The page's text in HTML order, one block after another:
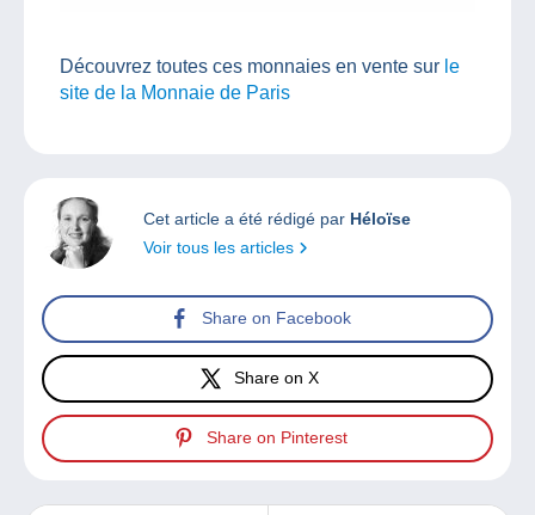
Découvrez toutes ces monnaies en vente sur le
site de la Monnaie de Paris
Cet article a été rédigé par Héloïse
Voir tous les articles
Share on Facebook
Share on X
Share on Pinterest